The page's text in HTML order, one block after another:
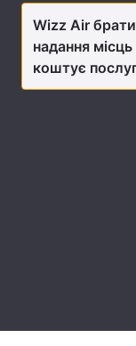
Зброя
Здоров'я
Wizz Air
надання
коштує